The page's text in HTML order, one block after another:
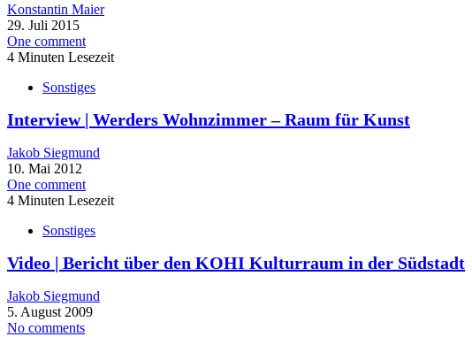
Konstantin Maier
29. Juli 2015
One comment
4 Minuten Lesezeit
Sonstiges
Interview | Werders Wohnzimmer – Raum für Kunst
Jakob Siegmund
10. Mai 2012
One comment
4 Minuten Lesezeit
Sonstiges
Video | Bericht über den KOHI Kulturraum in der Südstadt
Jakob Siegmund
5. August 2009
No comments